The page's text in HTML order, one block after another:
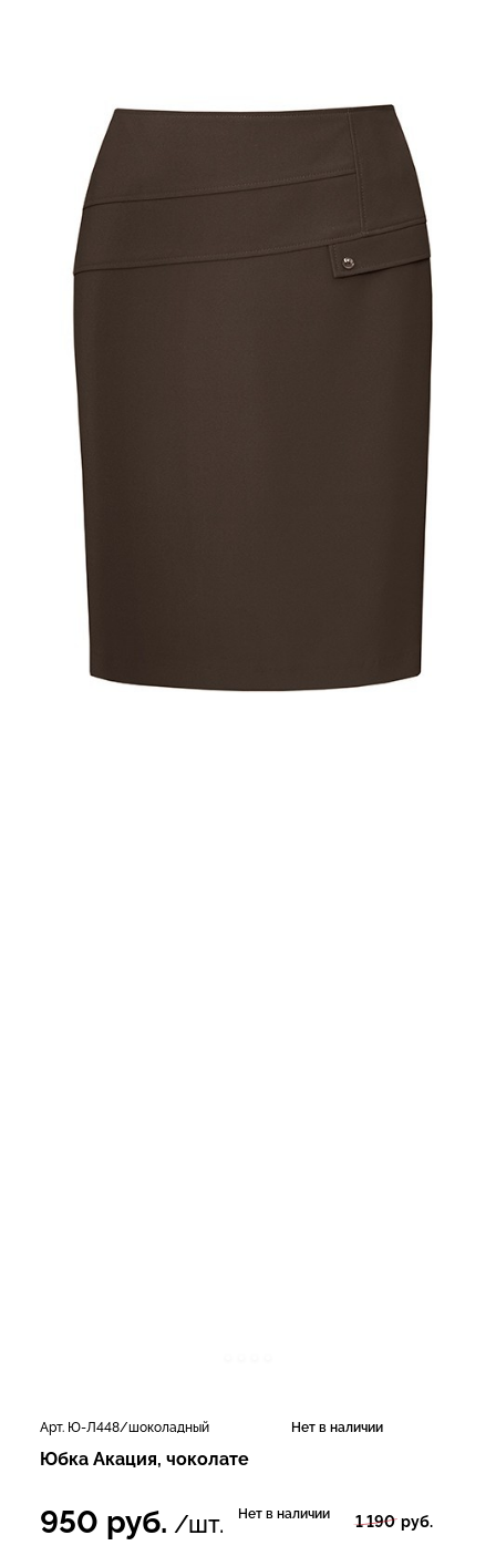
Арт. Ю-Л448/шоколадный Нет в наличии
Юбка Акация, чоколате
950 руб. /шт. Нет в наличии 1 190 руб.